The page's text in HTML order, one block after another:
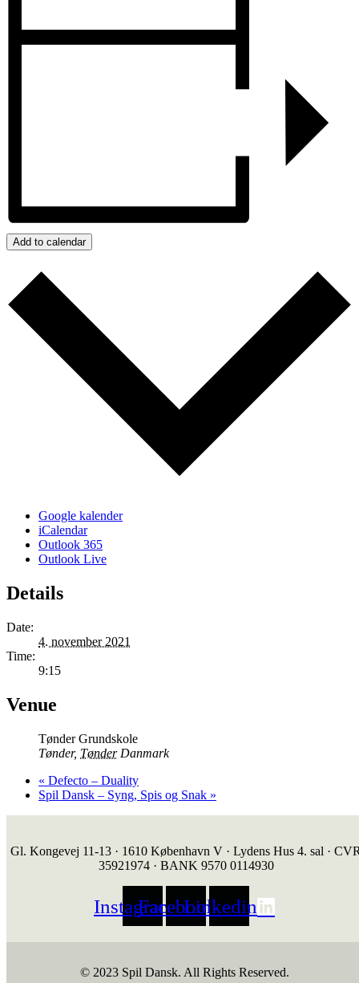
Add to calendar
Google kalender
iCalendar
Outlook 365
Outlook Live
Details
Date:
4. november 2021
Time:
9:15
Venue
Tønder Grundskole
Tønder, Tønder Danmark
« Defecto – Duality
Spil Dansk – Syng, Spis og Snak »
Gl. Kongevej 11-13 · 1610 København V · Lydens Hus 4. sal ·
35921974 · BANK 9570 0114930
InstagramFacebookLinkedin
© 2023 Spil Dansk. All Rights Reserved.